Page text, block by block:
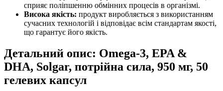
сприяє поліпшенню обмінних процесів в організмі.
Висока якість: продукт виробляється з використанням
сучасних технологій і відповідає всім стандартам якості,
що гарантує його якість.
Детальний опис: Omega-3, EPA &
DHA, Solgar, потрійна сила, 950 мг, 50
гелевих капсул